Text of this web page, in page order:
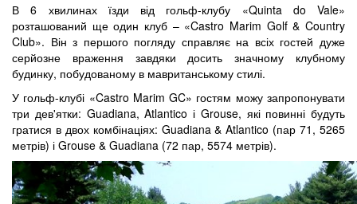
В 6 хвилинах їзди від гольф-клубу «Quinta do Vale»
розташований ще один клуб – «Castro Marim Golf & Country
Club». Він з першого погляду справляє на всіх гостей дуже
серйозне враження завдяки досить значному клубному
будинку, побудованому в мавританському стилі.
У гольф-клубі «Castro Marim GC» гостям можу запропонувати
три дев'ятки: Guadiana, Atlantico і Grouse, які повинні будуть
гратися в двох комбінаціях: Guadiana & Atlantico (пар 71, 5265
метрів) і Grouse & Guadiana (72 пар, 5574 метрів).